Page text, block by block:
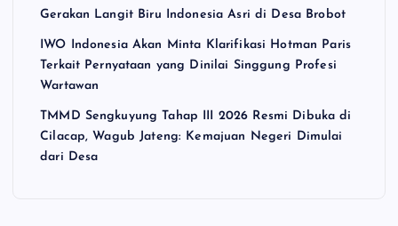
Gerakan Langit Biru Indonesia Asri di Desa Brobot
IWO Indonesia Akan Minta Klarifikasi Hotman Paris
Terkait Pernyataan yang Dinilai Singgung Profesi
Wartawan
TMMD Sengkuyung Tahap III 2026 Resmi Dibuka di
Cilacap, Wagub Jateng: Kemajuan Negeri Dimulai
dari Desa